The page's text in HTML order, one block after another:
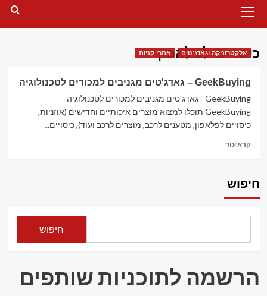
Menu
כיסויים לפלאפון
אלקטרוניקה וגאדג'טים אתרי קניות
GeekBuying – גאדג'טים מגניבים למכורים לטכנולוגיה
GeekBuying - גאדג'טים מגניבים למכורים לטכנולוגיה
GeekBuying תוכלו למצוא מוצרים איכותיים וחדישים (אוזניות,
כיסויים לפלאפון, מטענים לרכב, מוצרים לרכב ועוד), כיסויים...
קרא עודRead
גאדג'טים
חיפוש
חיפוש
הרשמה לתוכניות שותפים